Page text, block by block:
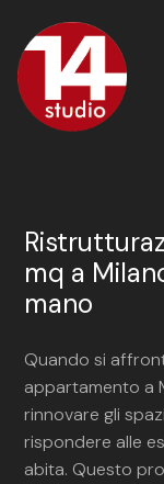
Passa
ai
contenuti
principali
mq a
mano
Quando si
appartamento a
rinnovare gli
rispondere alle
abita. Questo